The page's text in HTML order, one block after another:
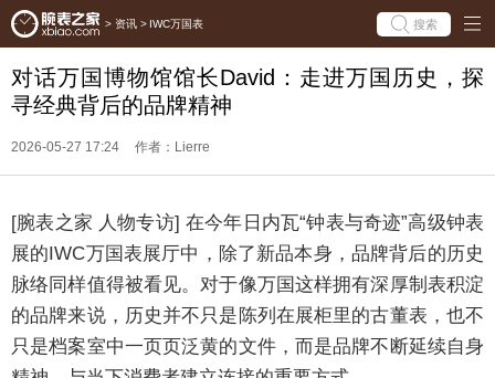
> 资讯 > IWC万国表 搜索
对话万国博物馆馆长David：走进万国历史，探
寻经典背后的品牌精神
2026-05-27 17:24 作者：Lierre
[腕表之家 人物专访] 在今年日内瓦“钟表与奇迹”高级钟表
展的IWC万国表展厅中，除了新品本身，品牌背后的历史
脉络同样值得被看见。对于像万国这样拥有深厚制表积淀
的品牌来说，历史并不只是陈列在展柜里的古董表，也不
只是档案室中一页页泛黄的文件，而是品牌不断延续自身